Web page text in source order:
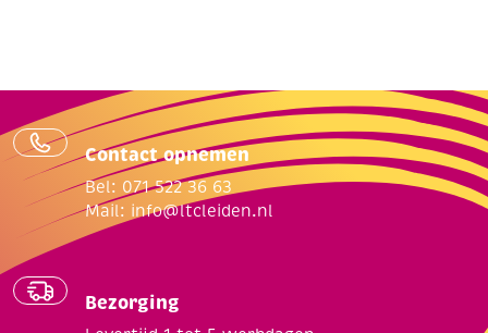
Contact opnemen
Bel: 071 522 36 63
Mail: info@ltcleiden.nl
Bezorging